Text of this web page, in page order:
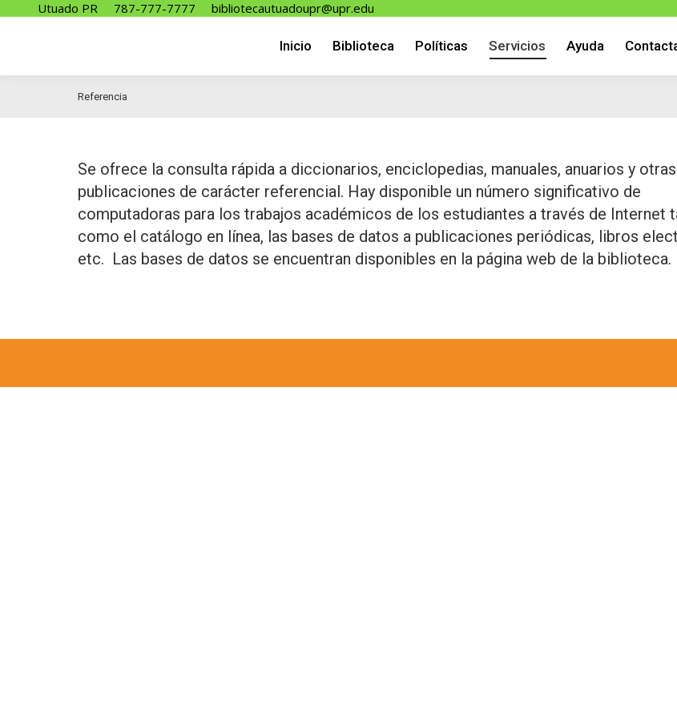
Utuado PR 787-777-7777 bibliotecautuadoupr@upr.edu
Inicio Biblioteca Políticas Servicios Ayuda
Referencia
Se ofrece la consulta rápida a diccionarios, enciclopedias, manuales, anuarios y otras
publicaciones de carácter referencial. Hay disponible un número significativo de
computadoras para los trabajos académicos de los estudiantes a través de Internet
como el catálogo en línea, las bases de datos a publicaciones periódicas, libros
etc. Las bases de datos se encuentran disponibles en la página web de la biblioteca.